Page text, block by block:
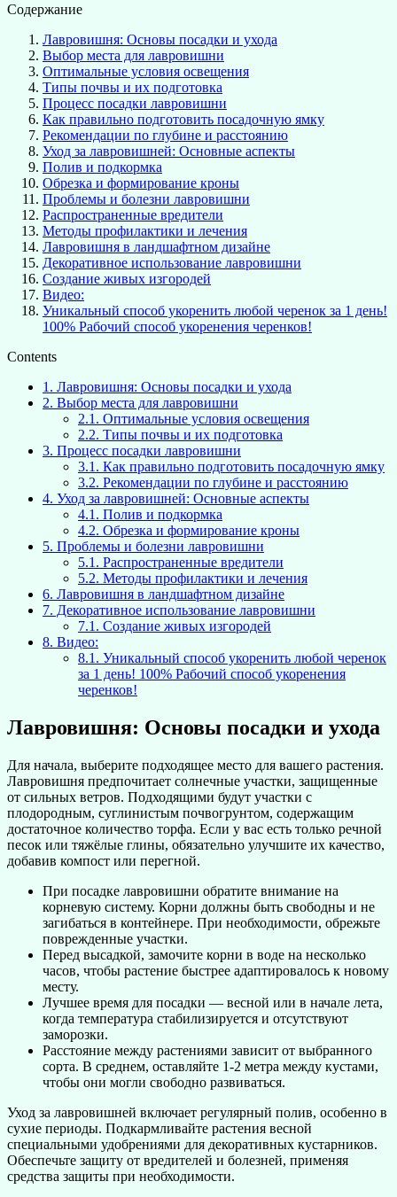
Содержание
Лавровишня: Основы посадки и ухода
Выбор места для лавровишни
Оптимальные условия освещения
Типы почвы и их подготовка
Процесс посадки лавровишни
Как правильно подготовить посадочную ямку
Рекомендации по глубине и расстоянию
Уход за лавровишней: Основные аспекты
Полив и подкормка
Обрезка и формирование кроны
Проблемы и болезни лавровишни
Распространенные вредители
Методы профилактики и лечения
Лавровишня в ландшафтном дизайне
Декоративное использование лавровишни
Создание живых изгородей
Видео:
Уникальный способ укоренить любой черенок за 1 день!
100% Рабочий способ укоренения черенков!
Contents
1. Лавровишня: Основы посадки и ухода
2. Выбор места для лавровишни
2.1. Оптимальные условия освещения
2.2. Типы почвы и их подготовка
3. Процесс посадки лавровишни
3.1. Как правильно подготовить посадочную ямку
3.2. Рекомендации по глубине и расстоянию
4. Уход за лавровишней: Основные аспекты
4.1. Полив и подкормка
4.2. Обрезка и формирование кроны
5. Проблемы и болезни лавровишни
5.1. Распространенные вредители
5.2. Методы профилактики и лечения
6. Лавровишня в ландшафтном дизайне
7. Декоративное использование лавровишни
7.1. Создание живых изгородей
8. Видео:
8.1. Уникальный способ укоренить любой черенок
за 1 день! 100% Рабочий способ укоренения
черенков!
Лавровишня: Основы посадки и ухода
Для начала, выберите подходящее место для вашего растения.
Лавровишня предпочитает солнечные участки, защищенные
от сильных ветров. Подходящими будут участки с
плодородным, суглинистым почвогрунтом, содержащим
достаточное количество торфа. Если у вас есть только речной
песок или тяжёлые глины, обязательно улучшите их качество,
добавив компост или перегной.
При посадке лавровишни обратите внимание на
корневую систему. Корни должны быть свободны и не
загибаться в контейнере. При необходимости, обрежьте
поврежденные участки.
Перед высадкой, замочите корни в воде на несколько
часов, чтобы растение быстрее адаптировалось к новому
месту.
Лучшее время для посадки — весной или в начале лета,
когда температура стабилизируется и отсутствуют
заморозки.
Расстояние между растениями зависит от выбранного
сорта. В среднем, оставляйте 1-2 метра между кустами,
чтобы они могли свободно развиваться.
Уход за лавровишней включает регулярный полив, особенно в
сухие периоды. Подкармливайте растения весной
специальными удобрениями для декоративных кустарников.
Обеспечьте защиту от вредителей и болезней, применяя
средства защиты при необходимости.